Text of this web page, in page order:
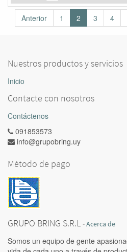
Anterior 1 2 3 4
Nuestros productos y servicios
Inicio
Contacte con nosotros
Contáctenos
091853573
info@grupobring.uy
Método de pago
GRUPO BRING S.R.L -Acerca de
Somos un equipo de gente